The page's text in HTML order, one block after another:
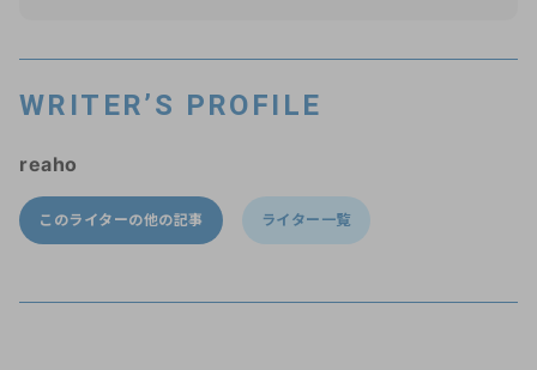
WRITER’S PROFILE
reaho
このライターの他の記事 ライター一覧